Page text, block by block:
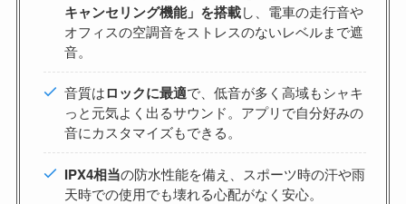
キャンセリング機能」を搭載し、電車の走行音や
オフィスの空調音をストレスのないレベルまで遮
音。
音質はロックに最適で、低音が多く高域もシャキ
っと元気よく出るサウンド。アプリで自分好みの
音にカスタマイズもできる。
IPX4相当の防水性能を備え、スポーツ時の汗や雨
天時での使用でも壊れる心配がなく安心。